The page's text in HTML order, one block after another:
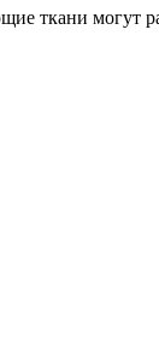
ткани могут